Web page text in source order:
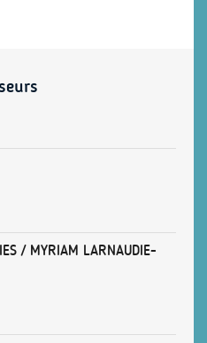
/ MYRIAM LARNAUDIE-